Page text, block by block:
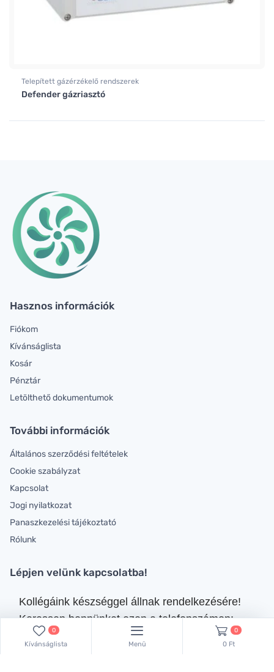
Telepített gázérzékelő rendszerek
Defender gázriasztó
Hasznos információk
Fiókom
Kívánságlista
Kosár
Pénztár
Letölthető dokumentumok
További információk
Általános szerződési feltételek
Cookie szabályzat
Kapcsolat
Jogi nyilatkozat
Panaszkezelési tájékoztató
Rólunk
Lépjen velünk kapcsolatba!
Kollégáink készséggel állnak rendelkezésére!
Keressen bennünket ezen a telefonszámon:
+36 70 381 66 83
vagy küldjön emailt:
0
Kívánságlista Menü
0
0 Ft